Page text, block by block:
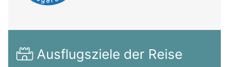
Ausflugsziele der Reise